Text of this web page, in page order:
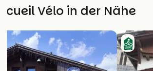
Vélo in der Nähe